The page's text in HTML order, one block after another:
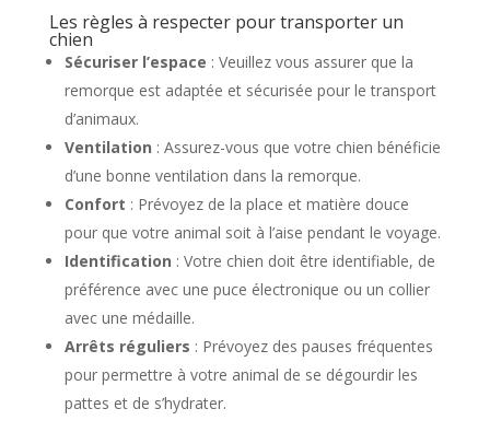
Les règles à respecter pour transporter un
chien
Sécuriser l’espace : Veuillez vous assurer que la
remorque est adaptée et sécurisée pour le transport
d’animaux.
Ventilation : Assurez-vous que votre chien bénéficie
d’une bonne ventilation dans la remorque.
Confort : Prévoyez de la place et matière douce
pour que votre animal soit à l’aise pendant le voyage.
Identification : Votre chien doit être identifiable, de
préférence avec une puce électronique ou un collier
avec une médaille.
Arrêts réguliers : Prévoyez des pauses fréquentes
pour permettre à votre animal de se dégourdir les
pattes et de s’hydrater.